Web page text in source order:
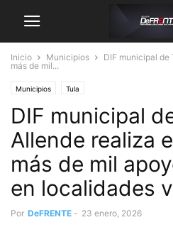
Inicio Municipios
DIF municipal
más de mil...
Municipios Tula
DIF municipal
Allende realiza
más de mil
en localidades
Por DeFRENTE - 23 enero, 2026